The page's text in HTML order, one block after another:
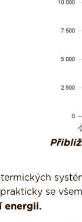
termických
se
energii.